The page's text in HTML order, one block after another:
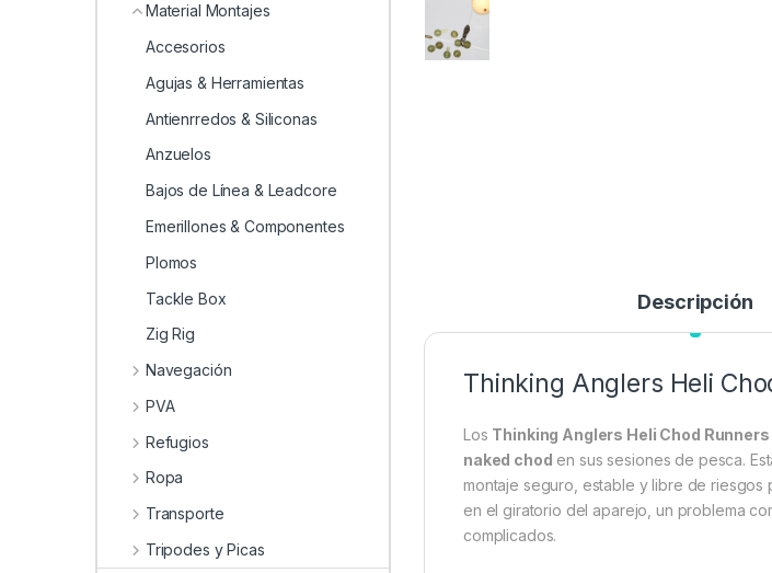
Descripción
Thinking Anglers Heli
Los Thinking Anglers Heli Chod Runners
naked chod en sus sesiones de pesca.
montaje seguro, estable y libre de riesgos
en el giratorio del aparejo, un problema
complicados.
Material Montajes
Accesorios
Agujas & Herramientas
Antienrredos & Siliconas
Anzuelos
Bajos de Línea & Leadcore
Emerillones & Componentes
Plomos
Tackle Box
Zig Rig
Navegación
PVA
Refugios
Ropa
Transporte
Tripodes y Picas